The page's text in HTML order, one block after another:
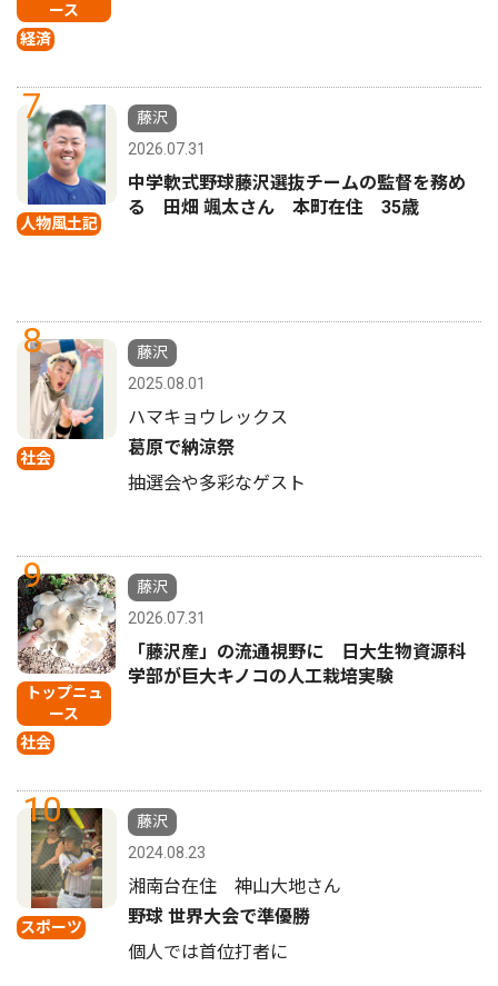
ース
経済
7
人物風土記
藤沢
2026.07.31
中学軟式野球藤沢選抜チームの監督を務め
る 田畑 颯太さん 本町在住 35歳
8
社会
藤沢
2025.08.01
ハマキョウレックス
葛原で納涼祭
抽選会や多彩なゲスト
9
トップニュ
ース
社会
藤沢
2026.07.31
「藤沢産」の流通視野に 日大生物資源科
学部が巨大キノコの人工栽培実験
10
スポーツ
藤沢
2024.08.23
湘南台在住 神山大地さん
野球 世界大会で準優勝
個人では首位打者に